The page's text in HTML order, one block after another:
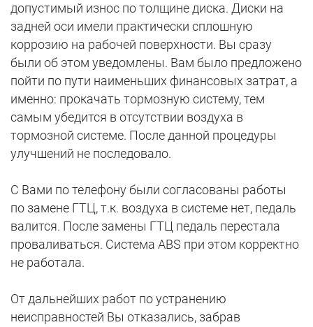
допустимый износ по толщине диска. Диски на
задней оси имели практически сплошную
коррозию на рабочей поверхности. Вы сразу
были об этом уведомлены. Вам было предложено
пойти по пути наименьших финансовых затрат, а
именно: прокачать тормозную систему, тем
самым убедится в отсутствии воздуха в
тормозной системе. После данной процедуры
улучшений не последовало.
С Вами по телефону были согласованы работы
по замене ГТЦ, т.к. воздуха в системе нет, педаль
валится. После замены ГТЦ педаль перестала
проваливаться. Система ABS при этом корректно
не работала.
От дальнейших работ по устранению
неисправностей Вы отказались, забрав